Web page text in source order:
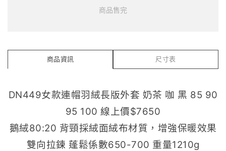
商品售完
商品資訊 尺寸表
DN449女款連帽羽絨長版外套 奶茶 咖 黑 85 90
95 100 線上價$7650
鵝絨80:20 背頸採絨面絨布材質，增強保暖效果
雙向拉鍊 蓬鬆係數650-700 重量1210g